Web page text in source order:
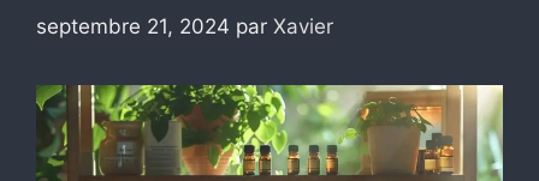
septembre 21, 2024 par Xavier